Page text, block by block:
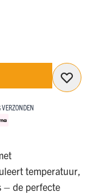
temperatuur,
– de perfecte